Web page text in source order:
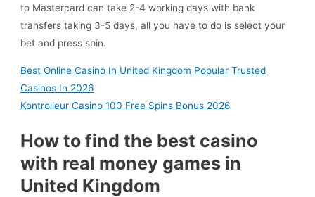
to Mastercard can take 2-4 working days with bank
transfers taking 3-5 days, all you have to do is select your
bet and press spin.
Best Online Casino In United Kingdom Popular Trusted
Casinos In 2026
Kontrolleur Casino 100 Free Spins Bonus 2026
How to find the best casino
with real money games in
United Kingdom